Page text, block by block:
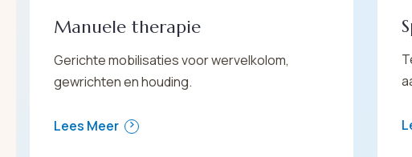
Manuele therapie
Gerichte mobilisaties voor wervelkolom,
gewrichten en houding.
Lees Meer